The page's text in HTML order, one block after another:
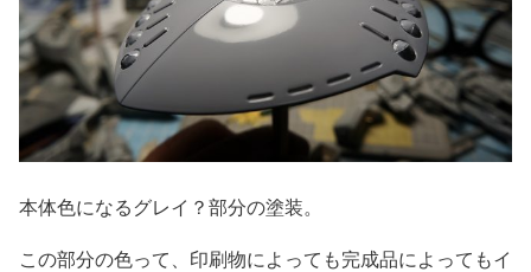
本体色になるグレイ？部分の塗装。
この部分の色って、印刷物によっても完成品によってもイ